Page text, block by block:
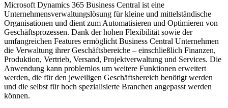
Microsoft Dynamics 365 Business Central ist eine
Unternehmensverwaltungslösung für kleine und mittelständische
Organisationen und dient zum Automatisieren und Optimieren von
Geschäftsprozessen. Dank der hohen Flexibilität sowie der
umfangreichen Features ermöglicht Business Central Unternehmen
die Verwaltung ihrer Geschäftsbereiche – einschließlich Finanzen,
Produktion, Vertrieb, Versand, Projektverwaltung und Services. Die
Anwendung kann problemlos um weitere Funktionen erweitert
werden, die für den jeweiligen Geschäftsbereich benötigt werden
und die selbst für hoch spezialisierte Branchen angepasst werden
können.